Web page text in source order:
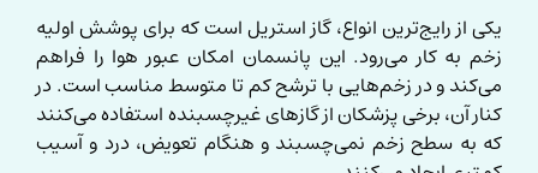
یکی از رایج‌ترین انواع، گاز استریل است که برای پوشش اولیه
زخم به کار می‌رود. این پانسمان امکان عبور هوا را فراهم
می‌کند و در زخم‌هایی با ترشح کم تا متوسط مناسب است. در
کنار آن، برخی پزشکان از گازهای غیرچسبنده استفاده می‌کنند
که به سطح زخم نمی‌چسبند و هنگام تعویض، درد و آسیب